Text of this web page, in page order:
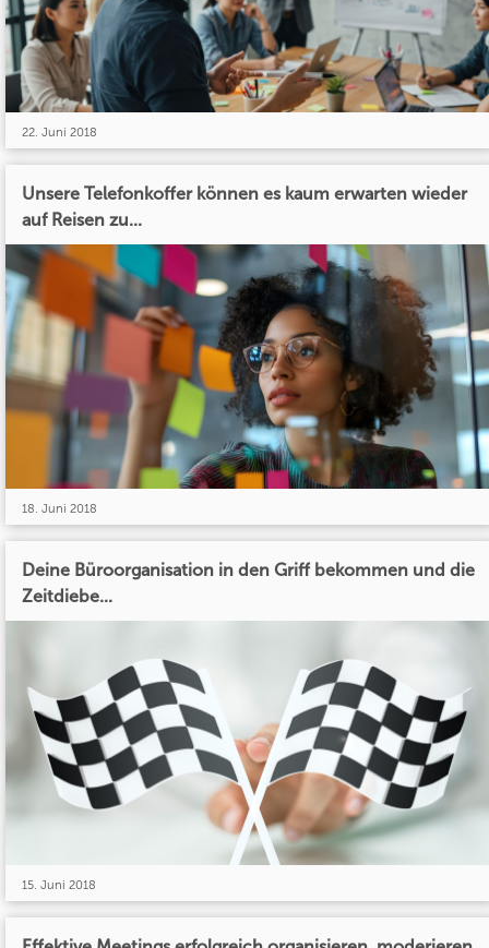
22. Juni 2018
Unsere Telefonkoffer können es kaum erwarten wieder
auf Reisen zu...
18. Juni 2018
Deine Büroorganisation in den Griff bekommen und die
Zeitdiebe...
15. Juni 2018